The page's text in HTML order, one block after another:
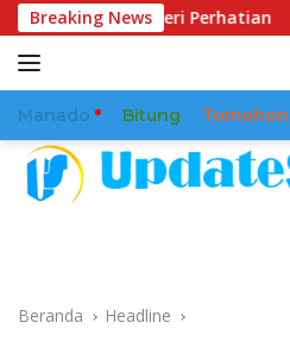
Langsung
ke
konten
Breaking News
Perhatian Dikawal
Manado Bitung Tomohon
Beranda Headline